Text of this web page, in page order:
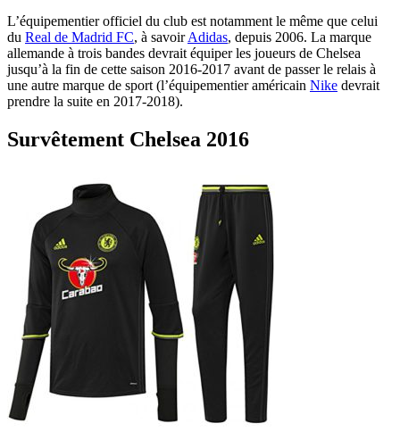
L’équipementier officiel du club est notamment le même que celui
du Real de Madrid FC, à savoirAdidas, depuis 2006. La marque
allemande à trois bandes devrait équiper les joueurs de Chelsea
jusqu’à la fin de cette saison 2016-2017 avant de passer le relais à
une autre marque de sport (l’équipementier américain Nike devrait
prendre la suite en 2017-2018).
Survêtement Chelsea 2016